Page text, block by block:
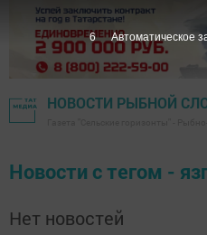
НОВОСТИ РЫБНОЙ
Новости с тегом -
Нет новостей
6 Автоматическое